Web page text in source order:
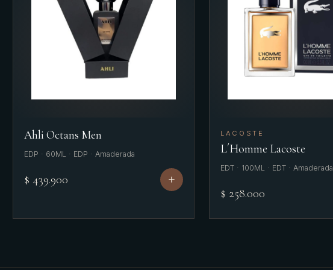
Ahli Octans Men
EDP · 60ML · EDP · Amaderada
$ 439.900
LACOSTE
L´Homme Lacoste
EDT · 100ML · EDT · Amaderada
$ 258.000